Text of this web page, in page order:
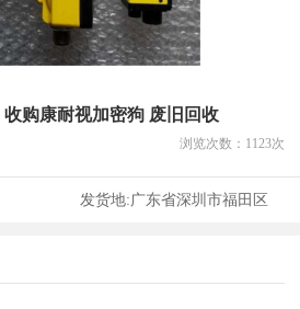
购康耐视加密狗 废旧回收
浏览次数： 1123次
发货地:广东省深圳市福田区